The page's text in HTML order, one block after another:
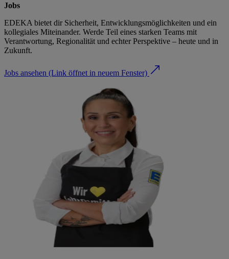
Jobs
EDEKA bietet dir Sicherheit, Entwicklungsmöglichkeiten und ein
kollegiales Miteinander. Werde Teil eines starken Teams mit
Verantwortung, Regionalität und echter Perspektive – heute und in
Zukunft.
Jobs ansehen (Link öffnet in neuem Fenster)